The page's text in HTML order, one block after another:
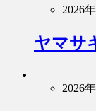
2026
ヤマサ
2026